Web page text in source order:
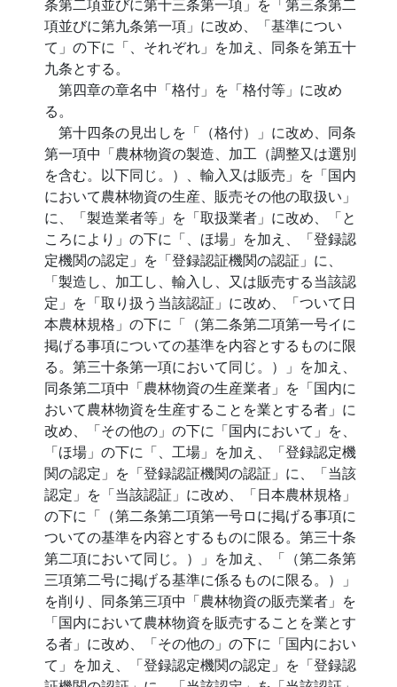
項並びに第九条第一項」に改め、「基準につい
て」の下に「、それぞれ」を加え、同条を第五十
九条とする。
第四章の章名中「格付」を「格付等」に改め
る。
第十四条の見出しを「（格付）」に改め、同条
第一項中「農林物資の製造、加工（調整又は選別
を含む。以下同じ。）、輸入又は販売」を「国内
において農林物資の生産、販売その他の取扱い」
に、「製造業者等」を「取扱業者」に改め、「と
ころにより」の下に「、ほ場」を加え、「登録認
定機関の認定」を「登録認証機関の認証」に、
「製造し、加工し、輸入し、又は販売する当該認
定」を「取り扱う当該認証」に改め、「ついて日
本農林規格」の下に「（第二条第二項第一号イに
掲げる事項についての基準を内容とするものに限
る。第三十条第一項において同じ。）」を加え、
同条第二項中「農林物資の生産業者」を「国内に
おいて農林物資を生産することを業とする者」に
改め、「その他の」の下に「国内において」を、
「ほ場」の下に「、工場」を加え、「登録認定機
関の認定」を「登録認証機関の認証」に、「当該
認定」を「当該認証」に改め、「日本農林規格」
の下に「（第二条第二項第一号ロに掲げる事項に
ついての基準を内容とするものに限る。第三十条
第二項において同じ。）」を加え、「（第二条第
三項第二号に掲げる基準に係るものに限る。）」
を削り、同条第三項中「農林物資の販売業者」を
「国内において農林物資を販売することを業とす
る者」に改め、「その他の」の下に「国内におい
て」を加え、「登録認定機関の認定」を「登録認